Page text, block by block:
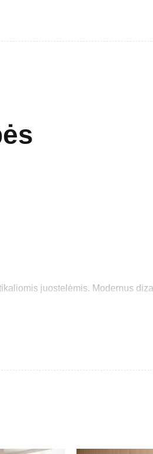
juostelėmis. Modernus
užtikrindama komfortą kasdien.